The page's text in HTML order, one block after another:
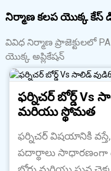
నిర్మాణ కలప యొక్క కేస్
వివిధ నిర్మాణ ప్రాజెక్టులలో
యొక్క అప్లికేషన్
ఫర్నిచర్ బోర్డ్ Vs
మరియు స్థోమత
ఫర్నిచర్ విషయానికి
పదార్థాలు